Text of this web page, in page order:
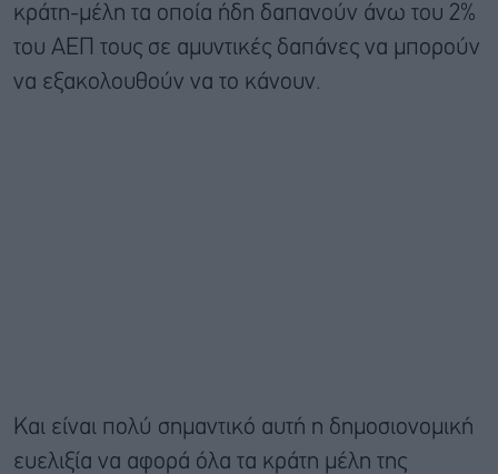
κράτη-μέλη τα οποία ήδη δαπανούν άνω του 2%
του ΑΕΠ τους σε αμυντικές δαπάνες να μπορούν
να εξακολουθούν να το κάνουν.
Και είναι πολύ σημαντικό αυτή η δημοσιονομική
ευελιξία να αφορά όλα τα κράτη μέλη της